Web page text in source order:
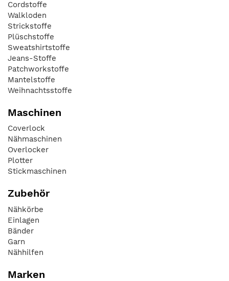
Cordstoffe
Walkloden
Strickstoffe
Plüschstoffe
Sweatshirtstoffe
Jeans-Stoffe
Patchworkstoffe
Mantelstoffe
Weihnachtsstoffe
Maschinen
Coverlock
Nähmaschinen
Overlocker
Plotter
Stickmaschinen
Zubehör
Nähkörbe
Einlagen
Bänder
Garn
Nähhilfen
Marken